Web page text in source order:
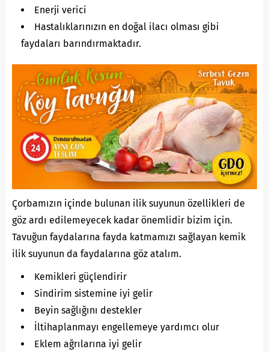
Enerji verici
Hastalıklarınızın en doğal ilacı olması gibi
faydaları barındırmaktadır.
Çorbamızın içinde bulunan ilik suyunun özellikleri de
göz ardı edilemeyecek kadar önemlidir bizim için.
Tavuğun faydalarına fayda katmamızı sağlayan kemik
ilik suyunun da faydalarına göz atalım.
Kemikleri güçlendirir
Sindirim sistemine iyi gelir
Beyin sağlığını destekler
İltihaplanmayı engellemeye yardımcı olur
Eklem ağrılarına iyi gelir